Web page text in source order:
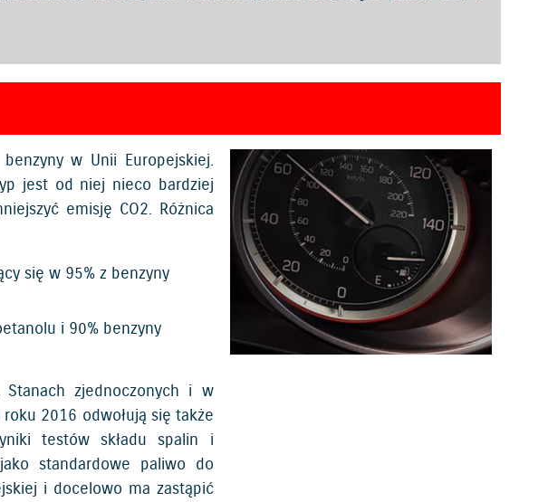
w Unii Europejskiej.
jest od niej nieco bardziej
emisję CO2. Różnica
się w 95% z benzyny
i 90% benzyny
zjednoczonych i w
2016 odwołują się także
testów składu spalin i
standardowe paliwo do
i docelowo ma zastąpić